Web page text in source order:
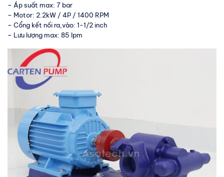
– Áp suất max: 7 bar
– Motor: 2.2kW / 4P / 1400 RPM
– Cổng kết nối ra,vào: 1-1/2 inch
– Lưu lượng max: 85 lpm